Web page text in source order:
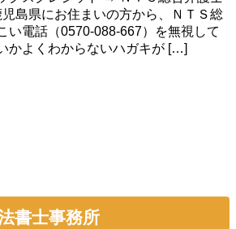
島県にお住まいの方から、ＮＴＳ総
い電話（0570-088-667）を無視して
かよくわからないハガキが […]
書士事務所